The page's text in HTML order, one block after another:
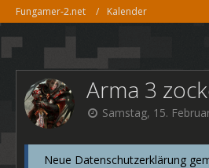
Fungamer-2.net Kalender
Arma 3
Samstag, 15.
Neue Datenschutzerklärung